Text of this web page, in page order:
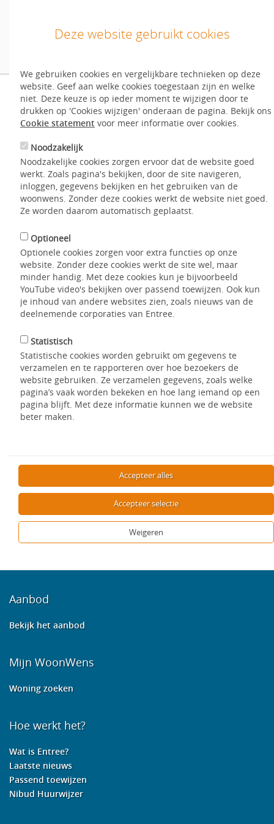
Deze website gebruikt cookies
We gebruiken cookies en vergelijkbare technieken op deze
website. Geef aan welke cookies toegestaan zijn en welke
niet. Deze keuze is op ieder moment te wijzigen door te
drukken op 'Cookies wijzigen' onderaan de pagina. Bekijk ons
Cookie statement voor meer informatie over cookies.
Noodzakelijk
Noodzakelijke cookies zorgen ervoor dat de website goed
werkt. Zoals pagina's bekijken, door de site navigeren,
inloggen, gegevens bekijken en het gebruiken van de
woonwens. Zonder deze cookies werkt de website niet goed.
Ze worden daarom automatisch geplaatst.
Optioneel
Optionele cookies zorgen voor extra functies op onze
website. Zonder deze cookies werkt de site wel, maar
minder handig. Met deze cookies kun je bijvoorbeeld
YouTube video's bekijken over passend toewijzen. Ook kun
je inhoud van andere websites zien, zoals nieuws van de
deelnemende corporaties van Entree.
Statistisch
Statistische cookies worden gebruikt om gegevens te
verzamelen en te rapporteren over hoe bezoekers de
website gebruiken. Ze verzamelen gegevens, zoals welke
pagina’s vaak worden bekeken en hoe lang iemand op een
pagina blijft. Met deze informatie kunnen we de website
beter maken.
Accepteer alles
Accepteer selectie
Weigeren
Inloggen/inschrijven
Inloggen
Nog geen account?Start hier.
Aanbod
Mijn WoonWens
Hoe werkt het?
Contact
Waarom zie ik altijd al
het aanbod?
Home Hoe werkt het?
Woning zoeken
Waarom zie ik altijd al het aanbod?
Entree sorteert het aanbod op basis van uw WoonWensen en
uw inschrijfgegevens. De best passende woningen staan
bovenaan het overzicht. Soms is er geen aanbod dat helemaal
overeenkomt met uw WoonWensen. Entree doet u dan
voorstellen uit het aanbod dat niet helemaal overeenkomt,
maar mogelijk toch interessant voor u is.
Als u bent ingelogd, ziet u de woningadvertenties
onderverdeeld in een groene, oranje en rode balk. De
woningen onder de groene balk passen precies bij uw basis
WoonWensen, zoals locatie, huurprijs en woningtype. Onder
de oranje balk staan de woningen die niet aan een (of meer)
van deze wensen voldoen, maar waar u wel passend voor
bent. Onder de rode balk staan de woningen waar u niet
passend voor bent, bijvoorbeeld omdat u niet voldoet aan de
Terug
Aanbod
Bekijk het aanbod
Mijn WoonWens
Woning zoeken
Hoe werkt het?
Wat is Entree?
Laatste nieuws
Passend toewijzen
Nibud Huurwijzer